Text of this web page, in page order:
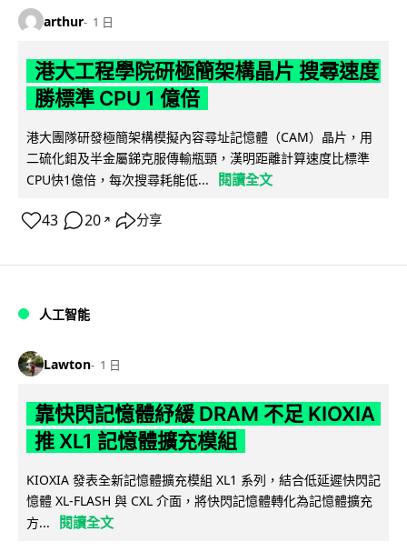
arthur 1 日
港大工程學院研極簡架構晶片 搜尋速度
勝標準 CPU 1 億倍
港大團隊研發極簡架構模擬內容尋址記憶體（CAM）晶片，用
二硫化鉬及半金屬銻克服傳輸瓶頸，漢明距離計算速度比標準
CPU快1億倍，每次搜尋耗能低...
閱讀全文
43 20 ↗ 分享
人工智能
Lawton 1 日
靠快閃記憶體紓緩 DRAM 不足 KIOXIA
推 XL1 記憶體擴充模組
KIOXIA 發表全新記憶體擴充模組 XL1 系列，結合低延遲快閃記
憶體 XL-FLASH 與 CXL 介面，將快閃記憶體轉化為記憶體擴充
方...
閱讀全文